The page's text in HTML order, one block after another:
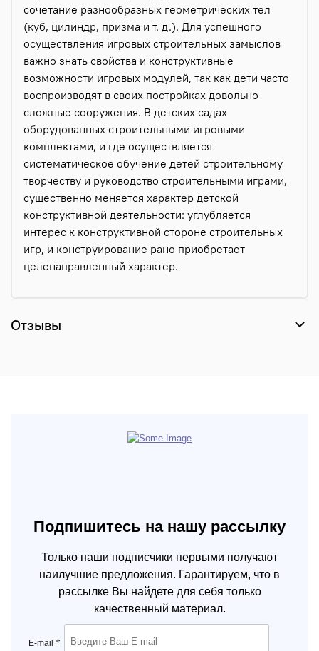
сочетание разнообразных геометрических тел
(куб, цилиндр, призма и т. д.). Для успешного
осуществления игровых строительных замыслов
важно знать свойства и конструктивные
возможности игровых модулей, так как дети часто
воспроизводят в своих постройках довольно
сложные сооружения. В детских садах
оборудованных строительными игровыми
комплектами, и где осуществляется
систематическое обучение детей строительному
творчеству и руководство строительными играми,
существенно меняется характер детской
конструктивной деятельности: углубляется
интерес к конструктивной стороне строительных
игр, и конструирование рано приобретает
целенаправленный характер.
Отзывы
Подпишитесь на нашу рассылку
Только наши подписчики первыми получают
наилучшие предложения. Гарантируем, что в
рассылке Вы найдете для себя только
качественный материал.
E-mail *